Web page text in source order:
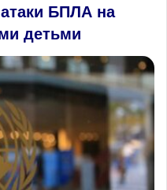
БПЛА на
детьми